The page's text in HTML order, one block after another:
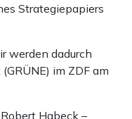
Strategiepapiers
werden dadurch
im ZDF am
Habeck –